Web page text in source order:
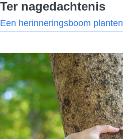
Ter nagedachtenis
Een herinneringsboom planten